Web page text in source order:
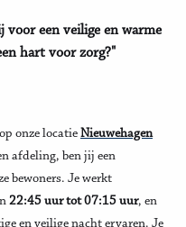
voor een veilige en warme
hart voor zorg?"
onze locatie Nieuwehagen
afdeling, ben jij een
bewoners. Je werkt
22:45 uur tot 07:15 uur, en
en veilige nacht ervaren. Je